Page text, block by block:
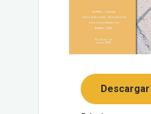
Descargar